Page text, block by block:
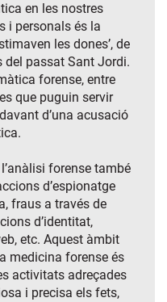
en les nostres
i personals és la
les dones’, de
del passat Sant Jordi.
forense, entre
que puguin servir
d’una acusació
forense també
d’espionatge
fraus a través de
d’identitat,
etc. Aquest àmbit
medicina forense és
activitats adreçades
i precisa els fets,